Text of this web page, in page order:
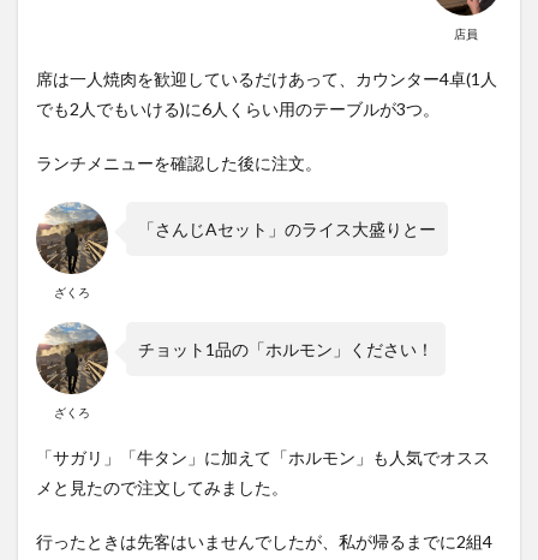
店員
席は一人焼肉を歓迎しているだけあって、カウンター4卓(1人
でも2人でもいける)に6人くらい用のテーブルが3つ。
ランチメニューを確認した後に注文。
ざくろ
「さんじAセット」のライス大盛りとー
ざくろ
チョット1品の「ホルモン」ください！
「サガリ」「牛タン」に加えて「ホルモン」も人気でオスス
メと見たので注文してみました。
行ったときは先客はいませんでしたが、私が帰るまでに2組4